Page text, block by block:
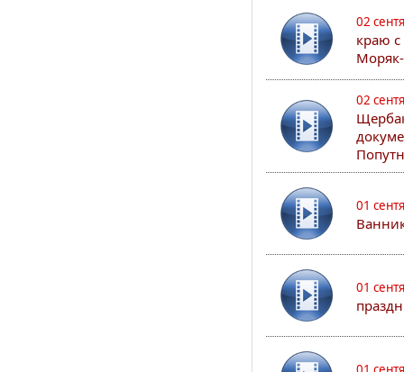
02
краю
02
01
01